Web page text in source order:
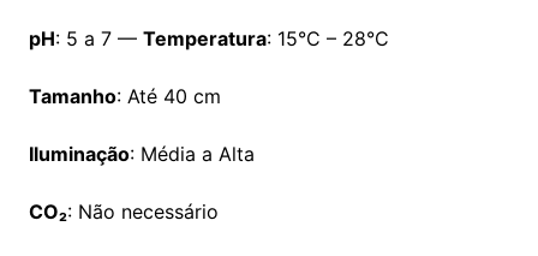
pH: 5 a 7 — Temperatura: 15°C – 28°C
Tamanho: Até 40 cm
Iluminação: Média a Alta
CO₂: Não necessário